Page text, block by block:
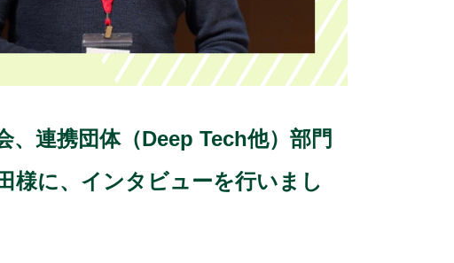
連携団体（Deep Tech他）部門
様に、インタビューを行いまし